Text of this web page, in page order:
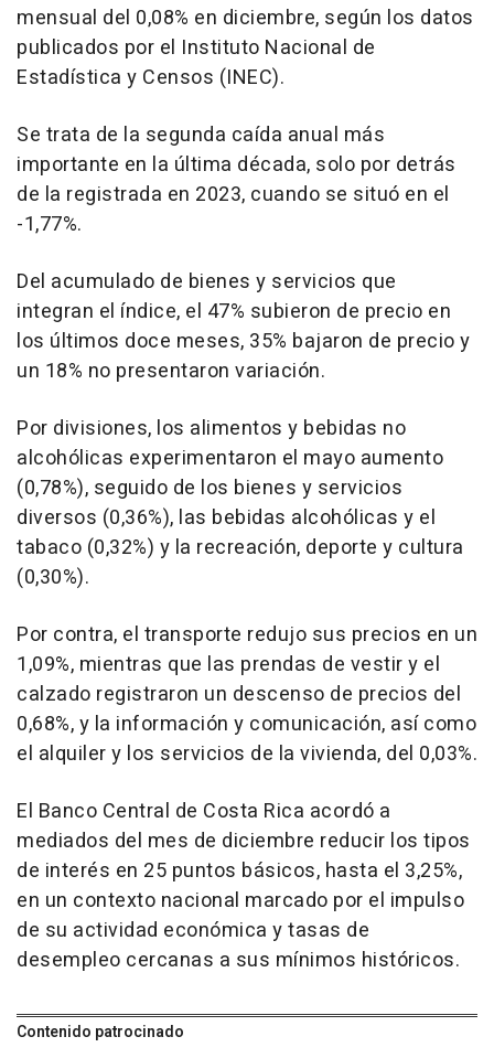
mensual del 0,08% en diciembre, según los datos
publicados por el Instituto Nacional de
Estadística y Censos (INEC).
Se trata de la segunda caída anual más
importante en la última década, solo por detrás
de la registrada en 2023, cuando se situó en el
-1,77%.
Del acumulado de bienes y servicios que
integran el índice, el 47% subieron de precio en
los últimos doce meses, 35% bajaron de precio y
un 18% no presentaron variación.
Por divisiones, los alimentos y bebidas no
alcohólicas experimentaron el mayo aumento
(0,78%), seguido de los bienes y servicios
diversos (0,36%), las bebidas alcohólicas y el
tabaco (0,32%) y la recreación, deporte y cultura
(0,30%).
Por contra, el transporte redujo sus precios en un
1,09%, mientras que las prendas de vestir y el
calzado registraron un descenso de precios del
0,68%, y la información y comunicación, así como
el alquiler y los servicios de la vivienda, del 0,03%.
El Banco Central de Costa Rica acordó a
mediados del mes de diciembre reducir los tipos
de interés en 25 puntos básicos, hasta el 3,25%,
en un contexto nacional marcado por el impulso
de su actividad económica y tasas de
desempleo cercanas a sus mínimos históricos.
Contenido patrocinado